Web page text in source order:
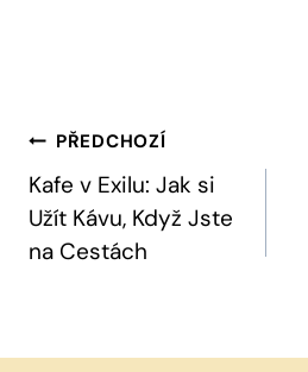
Navigace
Pro
Příspěvek
PŘEDCHOZÍ
Kafe v Exilu: Jak si
Užít Kávu, Když Jste
na Cestách